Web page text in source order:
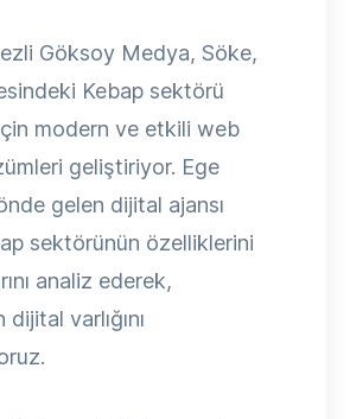
Göksoy Medya, Söke,
Kebap sektörü
modern ve etkili web
geliştiriyor. Ege
gelen dijital ajansı
sektörünün özelliklerini
analiz ederek,
varlığını